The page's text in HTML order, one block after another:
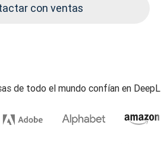
con ventas
de todo el mundo confían en DeepL